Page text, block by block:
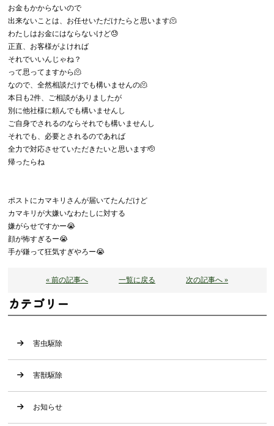
お金もかからないので
出来ないことは、お任せいただけたらと思います🫠
わたしはお金にはならないけど😓
正直、お客様がよければ
それでいいんじゃね？
って思ってますから🫠
なので、全然相談だけでも構いませんの🫠
本日も2件、ご相談がありましたが
別に他社様に頼んでも構いませんし
ご自身でされるのならそれでも構いませんし
それでも、必要とされるのであれば
全力で対応させていただきたいと思います🫡
帰ったらね
ポストにカマキリさんが届いてたんだけど
カマキリが大嫌いなわたしに対する
嫌がらせですかー😭
顔が怖すぎるー😭
手が鎌って狂気すぎやろー😭
« 前の記事へ 一覧に戻る 次の記事へ »
カテゴリー
害虫駆除
害獣駆除
お知らせ